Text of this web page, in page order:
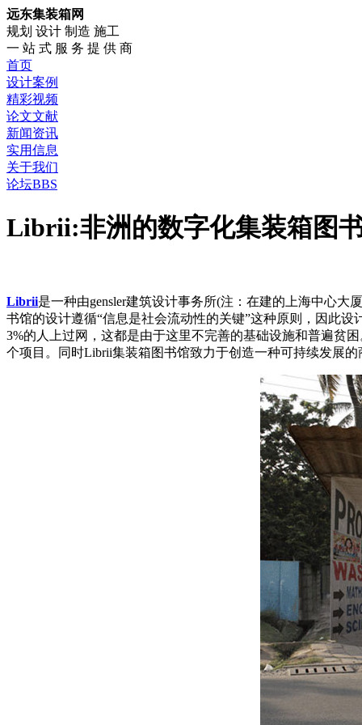
远东集装箱网
规划 设计 制造 施工
一 站 式 服 务 提 供 商
首页
设计案例
精彩视频
论文文献
新闻资讯
实用信息
关于我们
论坛BBS
Librii:非洲的数字化集装箱图
Librii是一种由gensler建筑设计事务所(注：在建的上海中心大
书馆的设计遵循“信息是社会流动性的关键”这种原则，因此
3%的人上过网，这都是由于这里不完善的基础设施和普遍贫
个项目。同时Librii集装箱图书馆致力于创造一种可持续发展